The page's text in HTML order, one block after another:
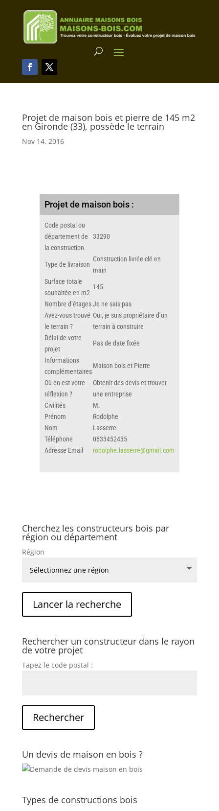
Projet de maison bois et pierre de 145 m2
en Gironde (33), possède le terrain
Nov 14, 2016
Projet de maison bois :
Code postal ou
département de
la construction
33290
Type de livraison
Construction livrée clé en
main
Surface totale
souhaitée en m2
145
Nombre d’étages Je ne sais pas
Avez-vous trouvé
le terrain ?
Oui, je suis propriétaire d’un
terrain à construire
Délai de votre
projet
Pas de date fixée
Informations
complémentaires
Maison bois et Pierre
Où en est votre
réflexion ?
Obtenir des devis et trouver
une entreprise
Civilités
M.
Prénom
Rodolphe
Nom
Lasserre
Téléphone
0633452435
Adresse Email
rodolphe.lasserre@gmail.com
Cherchez les constructeurs bois par
région ou département
Région
Rechercher un constructeur dans le rayon
de votre projet
Tapez le code postal :
Un devis de maison en bois ?
Types de constructions bois